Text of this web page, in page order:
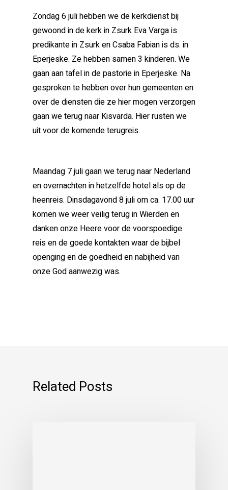
Zondag 6 juli hebben we de kerkdienst bij
gewoond in de kerk in Zsurk Eva Varga is
predikante in Zsurk en Csaba Fabian is ds. in
Eperjeske. Ze hebben samen 3 kinderen. We
gaan aan tafel in de pastorie in Eperjeske. Na
gesproken te hebben over hun gemeenten en
over de diensten die ze hier mogen verzorgen
gaan we terug naar Kisvarda. Hier rusten we
uit voor de komende terugreis.
Maandag 7 juli gaan we terug naar Nederland
en overnachten in hetzelfde hotel als op de
heenreis. Dinsdagavond 8 juli om ca. 17.00 uur
komen we weer veilig terug in Wierden en
danken onze Heere voor de voorspoedige
reis en de goede kontakten waar de bijbel
openging en de goedheid en nabijheid van
onze God aanwezig was.
Related Posts